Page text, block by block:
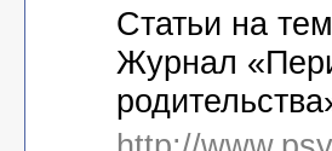
Статьи на
Журнал